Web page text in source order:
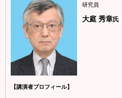
研究員
大庭 秀章氏
【講演者プロフィール】